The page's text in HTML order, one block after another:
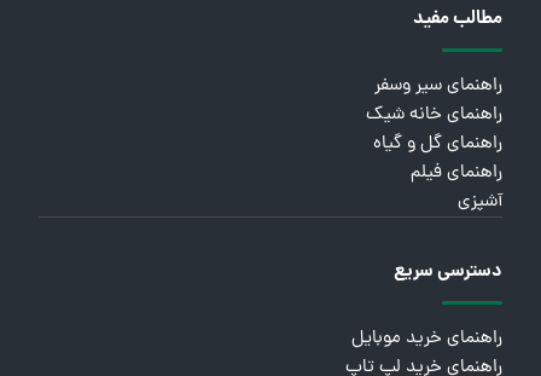
مطالب مفید
راهنمای سیر وسفر
راهنمای خانه شیک
راهنمای گل و گیاه
راهنمای فیلم
آشپزی
دسترسی سریع
راهنمای خرید موبایل
راهنمای خرید لپ تاپ